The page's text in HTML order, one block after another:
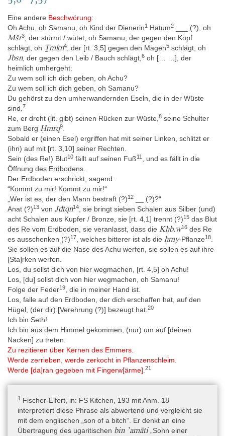
enthalten (Massart 1954, 6–7; Beck 2015, 99 mit Anm. 323). Der
Papyrus enthält auf dem Recto 28 Kolumnen (I 343: 7; I 345: 21)
Text mit je 12 bis 14 Zeilen, auf dem Verso 25 Kolumnen (I 343: 6;
I 345: 19) mit 10 bis 12 Zeilen. Die Oberkante des Recto ist die
Unterkante des Verso, die Texte auf Recto und Verso fangen an
der gleichen Schmalseite der Rolle an. Die durchschnittliche
Kolumnenbreite ist 16,7 cm, schwankt aber erheblich: Kol. vs. 8
misst nur 6,5 cm, Kol. rt. 21 dagegen 34,2 cm (Beck 2015, 99 mit
Anm. 326). Der Papyrus ist im Bereich I 345 teilweise sehr
fragmentiert: Von Kol. rt. 11–27 (= vs. 8–25) sind nur noch ein
mehr oder weniger hoher Ober- und Unterstreifen (oder nur eines
von beiden) vorhanden, in der Mitte klafft eine große bis sehr
große Lücke, so dass insgesamt nur etwa zwei Fünftel der
gesamten Textmenge erhalten sind. Am Beginn von Blatt / Kol. rt.
1 (= I 343) fehlt etwa ein Drittel jeder Textzeile. „Die oberen und
unteren Ränder sind oft gebrochen. Partiell ist die Tinte stark
abgerieben und der Papyrus sehr nachgedunkelt. In einigen
Bereichen glänzt die Oberfläche der Handschrift wohl infolge
einer Altrestaurierung“ (Beck 2015, 99). Es gibt auch eine antike
Reparatur: Auf der Vorderseite, Kol. 4 (entspricht vs. 3), wurde ein
Streifen Papyrus über den Text hinweggeklebt, um einen Riss zu
schließen (Leemans 1840, 112).
Schrift
Hieratisch
Die Leserichtung ist beidseitig von rechts nach links. Beide
Papyrussegmente weisen auf Vorder- wie Rückseite dieselbe
Handschrift auf (Chabas 1853–1862, 66). Rubren wurden zur
Einleitung von neuen Texten sowie zur Markierung von
Handlungsanweisungen verwendet. Verspunkte finden sich nur
auf dem Recto. Ein Absatzwechsel, der sich durch eine verkürzte
Zeile und einen Neuanfang auf der nächsten Zeile auszeichnet,
findet sich nur in Kol. rt. 12.x+3, während in Kol. rt. 17.x+2 ein
Absatzwechsel einmal durch die Hieroglyphe "Pause/Ende"
markiert wird. Die letzte Kolumne auf der Vorderseite (rt. 28) zählt
nur 5 Zeilen, die letzte Kolumne auf der Rückseite (vs. 25) endet
mehr kopiert wurde. „Die Schrift ist in einer schönen, einheitlichen
Hand verfasst worden“ (Beck 2015, 98).
Eine andere Beschwörung:
Oh Achu, oh Samanu, oh Kind der Dienerin1 Hatum2 ___ (?), oh
Mšr3, der stürmt / wütet, oh Samanu, der gegen den Kopf
schlägt, oh Ṯmkn4, der [rt. 3,5] gegen den Magen5 schlägt, oh
Jbsn, der gegen den Leib / Bauch schlägt,6 oh [… …], der
heimlich umhergeht:
Zu wem soll ich dich geben, oh Achu?
Zu wem soll ich dich geben, oh Samanu?
Du gehörst zu den umherwandernden Eseln, die in der Wüste
sind.7
Re, er dreht (lit. gibt) seinen Rücken zur Wüste,8 seine Schulter
zum Berg Ḥmrq9.
Sobald er (einen Esel) ergriffen hat mit seiner Linken, schlitzt er
(ihn) auf mit [rt. 3,10] seiner Rechten.
Sein (des Re!) Blut10 fällt auf seinen Fuß11 , und es fällt in die
Öffnung des Erdbodens.
Der Erdboden erschrickt, sagend:
“Kommt zu mir! Kommt zu mir!“
„Wer ist es, der den Mann bestraft (?)12
__ (?)?“
Anat (?)13 von Jdtqn14, sie bringt sieben Schalen aus Silber (und)
acht Schalen aus Kupfer / Bronze, sie [rt. 4,1] trennt (?)15 das Blut
des Re vom Erdboden, sie veranlasst, dass die Kḥb.w16 des Re
es ausschenken (?)17, welches bitterer ist als die ḥmy-Pflanze18.
Sie sollen es auf die Nase des Achu werfen, sie sollen es auf ihre
[Sta]rken werfen.
Los, du sollst dich von hier wegmachen, [rt. 4,5] oh Achu!
Los, [du] sollst dich von hier wegmachen, oh Samanu!
Folge der Feder19, die in meiner Hand ist.
Los, falle auf den Erdboden, der dich erschaffen hat, auf den
Hügel, (der dir) [Verehrung (?)] bezeugt hat.20
Ich bin Seth!
Ich bin aus dem Himmel gekommen, (nur) um auf [deinen
Nacken] zu treten.
Zu rezitieren über Kernen des Emmers.
Werde zerrieben, werde zerkocht in Pflanzenschleim.
Werde [da]ran gegeben mit Fingerw[ärme].21
1 Fischer-Elfert, in: FS Kitchen, 193 mit Anm. 18
interpretiert diese Phrase als abwertend und vergleicht sie
mit dem englischen „son of a bitch“. Er denkt an eine
Übertragung des ugaritischen bin ’amāti„Sohn einer